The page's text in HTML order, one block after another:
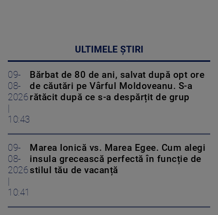
ULTIMELE ȘTIRI
09-
08-
2026
10:43
Bărbat de 80 de ani, salvat după opt ore
de căutări pe Vârful Moldoveanu. S-a
rătăcit după ce s-a despărțit de grup
09-
08-
2026
10:41
Marea Ionică vs. Marea Egee. Cum alegi
insula grecească perfectă în funcție de
stilul tău de vacanță